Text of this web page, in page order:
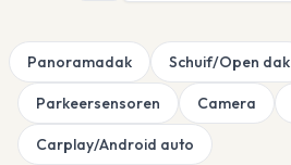
Panoramadak Schuif/Open dak
Parkeersensoren Camera
Carplay/Android auto